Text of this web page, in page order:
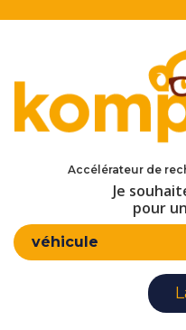
Accélérateur de
Je
pour
véhicule